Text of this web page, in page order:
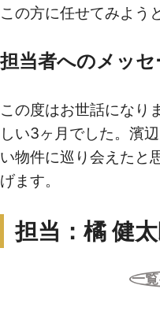
この方に任せてみよう
担当者へのメッセ
この度はお世話になり
しい3ヶ月でした。濱
い物件に巡り会えたと
げます。
担当：橘 健
一
沿線・駅から探す
学区から探す
こだわりから探す
売りたい
無料売却査定